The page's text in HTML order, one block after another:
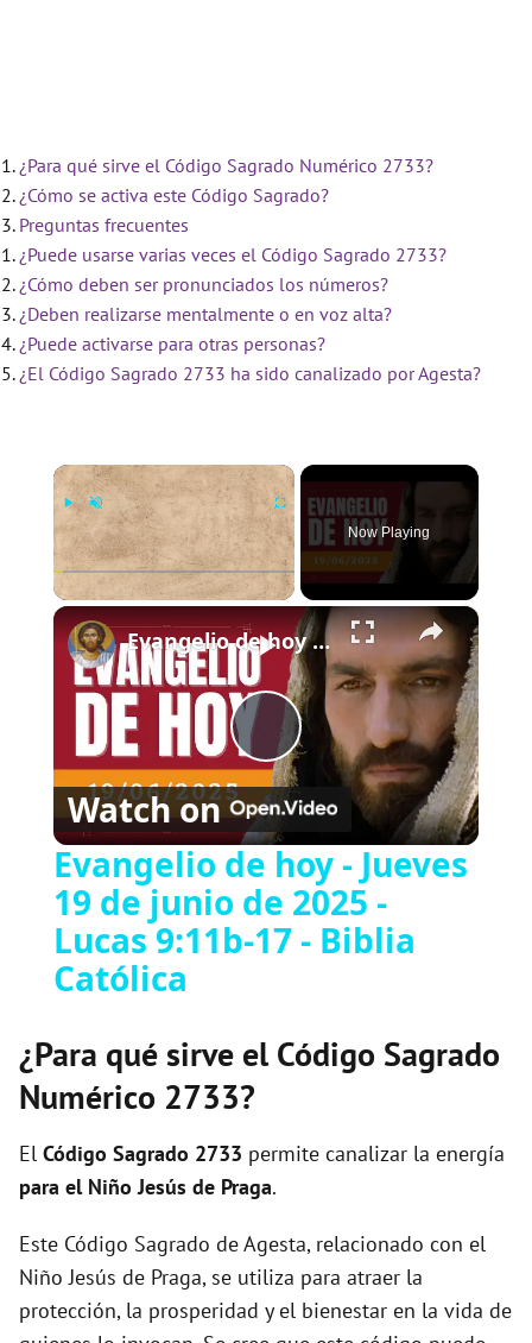
¿Para qué sirve el Código Sagrado Numérico 2733?
¿Cómo se activa este Código Sagrado?
Preguntas frecuentes
¿Puede usarse varias veces el Código Sagrado 2733?
¿Cómo deben ser pronunciados los números?
¿Deben realizarse mentalmente o en voz alta?
¿Puede activarse para otras personas?
¿El Código Sagrado 2733 ha sido canalizado por Agesta?
×
Fullscreen
Now Playing
×
P
l
a
V
d
e
o
Evangelio de hoy - Jueves 19 de junio de 2025 - Lucas 9:11b-17 - Biblia Católica
Watch on
Evangelio de hoy - Jueves
19 de junio de 2025 -
Lucas 9:11b-17 - Biblia
Católica
¿Para qué sirve el Código Sagrado
Numérico 2733?
El Código Sagrado 2733 permite canalizar la energía
para el Niño Jesús de Praga.
Este Código Sagrado de Agesta, relacionado con el
Niño Jesús de Praga, se utiliza para atraer la
protección, la prosperidad y el bienestar en la vida de